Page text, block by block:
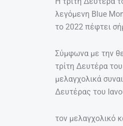
λεγόμενη Blue
το 2022 πέφτει
Σύμφωνα με την
τρίτη Δευτέρα
μελαγχολικά
Δευτέρας του
τον μελαγχολικό